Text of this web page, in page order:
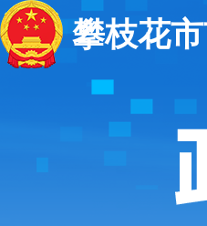
攀枝花